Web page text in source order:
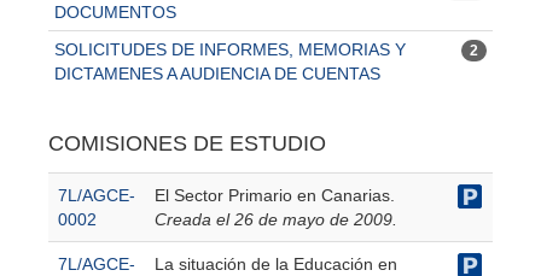
DOCUMENTOS
SOLICITUDES DE INFORMES, MEMORIAS Y
DICTAMENES A AUDIENCIA DE CUENTAS
2
COMISIONES DE ESTUDIO
7L/AGCE-
0002
El Sector Primario en Canarias.
Creada el 26 de mayo de 2009.
7L/AGCE-
La situación de la Educación en